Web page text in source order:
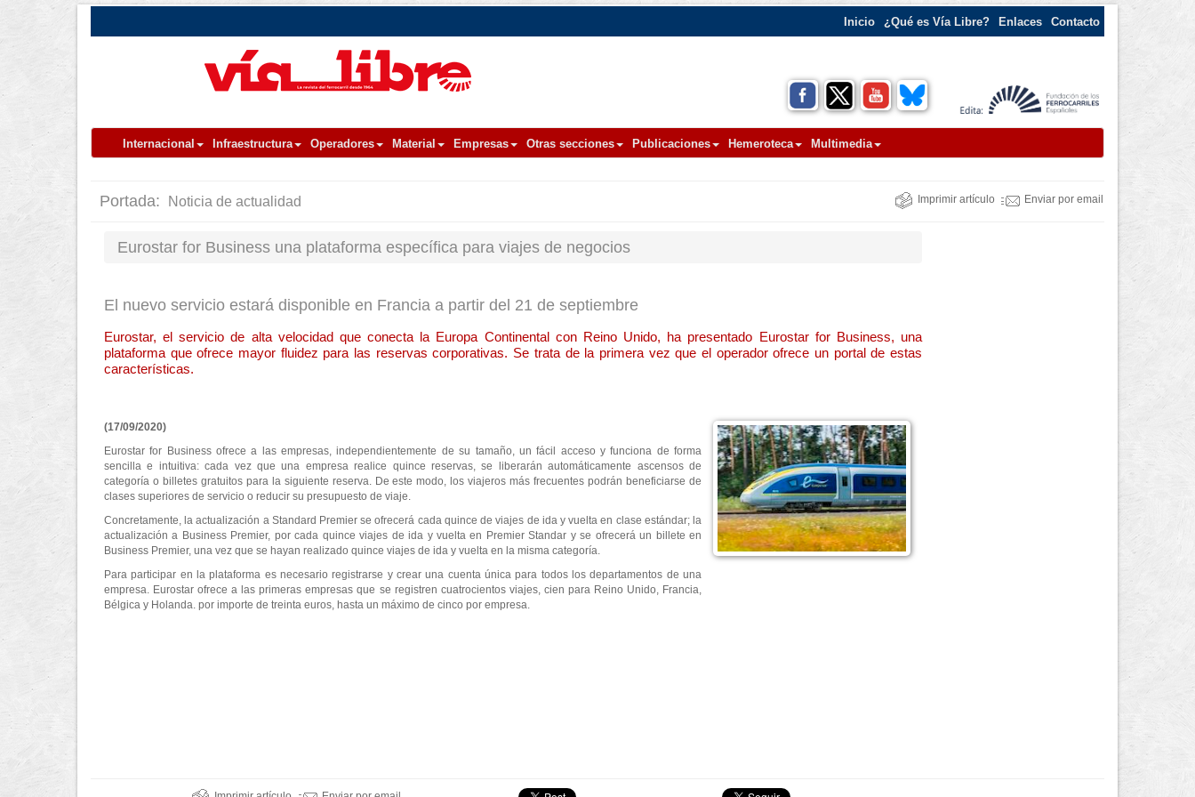
Inicio ¿Qué es Vía Libre? Enlaces Contacto
Internacional Infraestructura Operadores Material Empresas Otras secciones Publicaciones Hemeroteca Multimedia
Portada: Noticia de actualidad Imprimir artículo Enviar por email
Eurostar for Business una plataforma específica para viajes de negocios
El nuevo servicio estará disponible en Francia a partir del 21 de septiembre
Eurostar, el servicio de alta velocidad que conecta la Europa Continental con Reino Unido, ha presentado Eurostar for Business, una
plataforma que ofrece mayor fluidez para las reservas corporativas. Se trata de la primera vez que el operador ofrece un portal de estas
características.
(17/09/2020)
Eurostar for Business ofrece a las empresas, independientemente de su tamaño, un fácil acceso y funciona de forma
sencilla e intuitiva: cada vez que una empresa realice quince reservas, se liberarán automáticamente ascensos de
categoría o billetes gratuitos para la siguiente reserva. De este modo, los viajeros más frecuentes podrán beneficiarse de
clases superiores de servicio o reducir su presupuesto de viaje.
Concretamente, la actualización a Standard Premier se ofrecerá cada quince de viajes de ida y vuelta en clase estándar; la
actualización a Business Premier, por cada quince viajes de ida y vuelta en Premier Standar y se ofrecerá un billete en
Business Premier, una vez que se hayan realizado quince viajes de ida y vuelta en la misma categoría.
Para participar en la plataforma es necesario registrarse y crear una cuenta única para todos los departamentos de una
empresa. Eurostar ofrece a las primeras empresas que se registren cuatrocientos viajes, cien para Reino Unido, Francia,
Bélgica y Holanda. por importe de treinta euros, hasta un máximo de cinco por empresa.